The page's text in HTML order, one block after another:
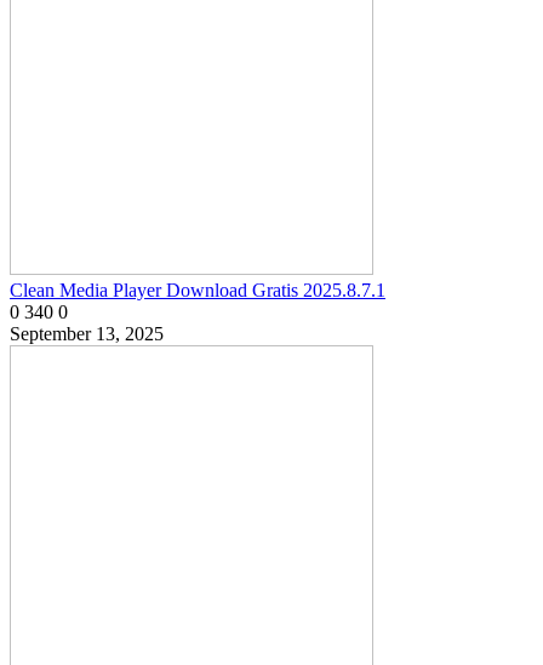
Clean Media Player Download Gratis 2025.8.7.1
0 340 0
September 13, 2025